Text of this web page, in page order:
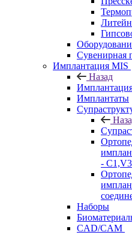
Имплантация MIS
Назад
Имплантаты
- C1,V3
Наборы
CAD/CAM